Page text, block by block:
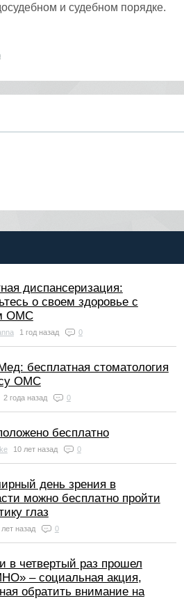
и судебном порядке.
диспансеризация:
о своем здоровье с
ОМС
1 год назад 0
бесплатная стоматология
ОМС
2 года назад 0
бесплатно
10 лет назад 0
день зрения в
можно бесплатно пройти
глаз
лет назад 0
в четвертый раз прошел
– социальная акция,
обратить внимание на